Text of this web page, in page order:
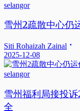
selangor
雪州2疏散中心仍
Siti Rohaizah Zainal
2025-12-08
selangor
雪州福利局接投
全